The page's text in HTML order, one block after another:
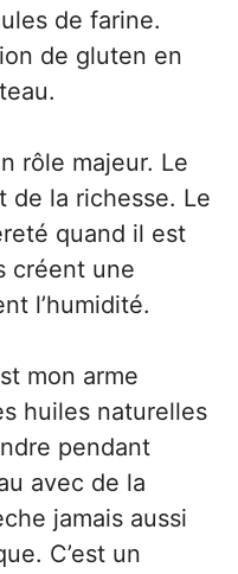
de farine.
de gluten en
rôle majeur. Le
de la richesse. Le
quand il est
créent une
l’humidité.
mon arme
huiles naturelles
pendant
avec de la
jamais aussi
C’est un